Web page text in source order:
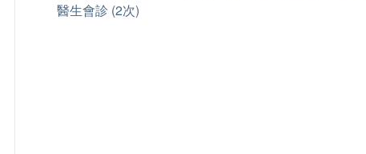
醫生會診 (2次)